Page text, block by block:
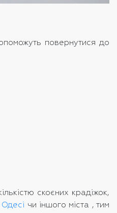
повернутися до
скоєних крадіжок,
чи іншого міста , тим